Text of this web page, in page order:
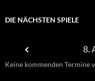
DIE NÄCHSTEN SPIELE
8.
Keine kommenden Termine